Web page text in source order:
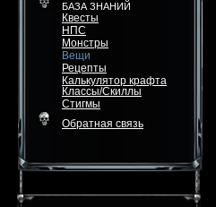
БАЗА ЗНАНИЙ
Квесты
НПС
Монстры
Вещи
Рецепты
Калькулятор крафта
Классы/Скиллы
Стигмы
Обратная связь